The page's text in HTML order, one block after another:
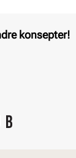
konsepter!